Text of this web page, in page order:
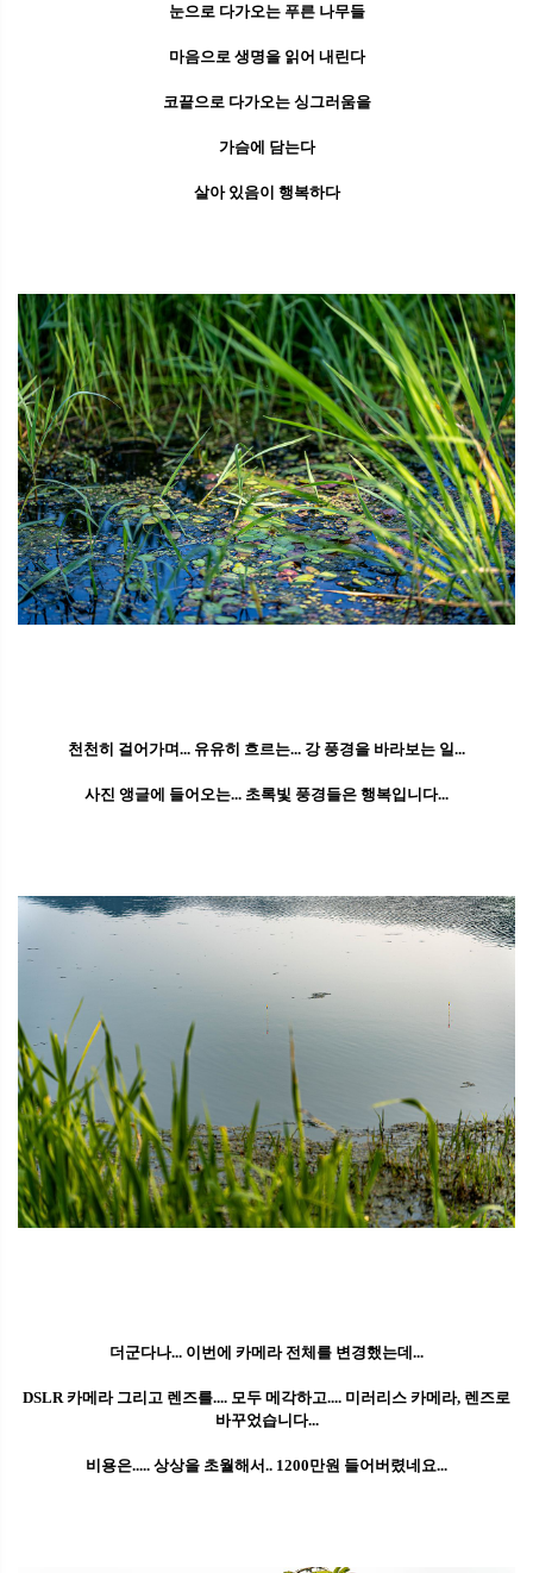
눈으로 다가오는 푸른 나무들
마음으로 생명을 읽어 내린다
코끝으로 다가오는 싱그러움을
가슴에 담는다
살아 있음이 행복하다
천천히 걸어가며... 유유히 흐르는... 강 풍경을 바라보는 일...
사진 앵글에 들어오는... 초록빛 풍경들은 행복입니다...
더군다나... 이번에 카메라 전체를 변경했는데...
DSLR 카메라 그리고 렌즈를.... 모두 메각하고.... 미러리스 카메라, 렌즈로
바꾸었습니다...
비용은..... 상상을 초월해서.. 1200만원 들어버렸네요...